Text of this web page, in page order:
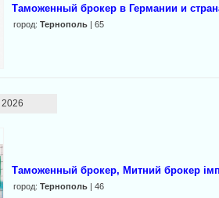
Таможенный брокер в Германии и
город: Тернополь| 65
Таможенный брокер, Митний брокер
город: Тернополь| 46